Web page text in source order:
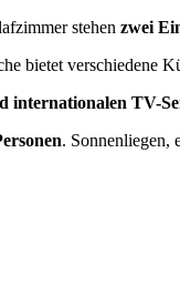
stehen zwei
bietet verschiedene
internationalen TV-
. Sonnenliegen,